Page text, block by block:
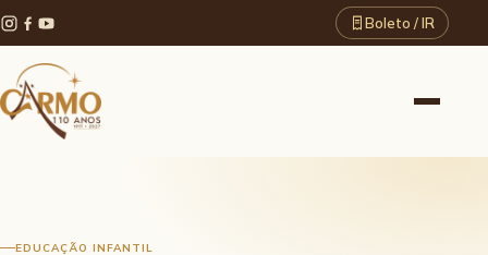
Boleto / IR
EDUCAÇÃO INFANTIL